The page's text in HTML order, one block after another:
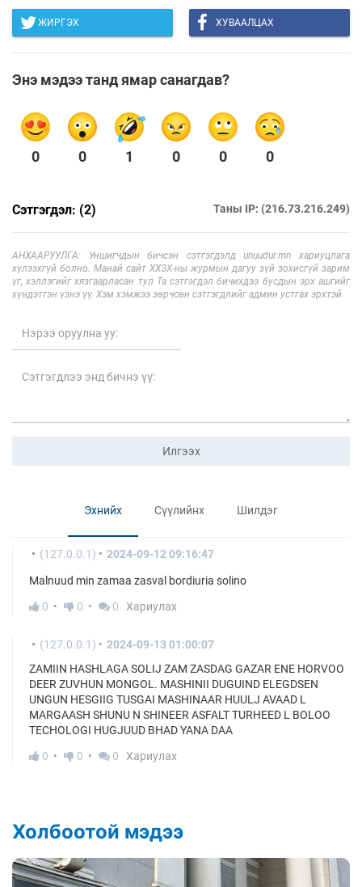
ЖИРГЭХ ХУВААЛЦАХ
Энэ мэдээ танд ямар санагдав?
0 0 1 0 0 0
Сэтгэгдэл: (2) Таны IP: (216.73.216.249)
АНХААРУУЛГА: Уншигчдын бичсэн сэтгэгдэлд unuudur.mn хариуцлага
хүлээхгүй болно. Манай сайт ХХЗХ-ны журмын дагуу зүй зохисгүй зарим
үг, хэллэгийг хязгаарласан тул Та сэтгэгдэл бичихдээ бусдын эрх ашгийг
хүндэтгэн үзнэ үү. Хэм хэмжээ зөрчсөн сэтгэгдлийг админ устгах эрхтэй.
Илгээх
Эхнийх Сүүлийнх Шилдэг
(127.0.0.1) 2024-09-12 09:16:47
Malnuud min zamaa zasval bordiuria solino
0
0 0 Хариулах
(127.0.0.1)
2024-09-13 01:00:07
ZAMIIN HASHLAGA SOLIJ ZAM ZASDAG GAZAR ENE HORVOO
DEER ZUVHUN MONGOL. MASHINII DUGUIND ELEGDSEN
UNGUN HESGIIG TUSGAI MASHINAAR HUULJ AVAAD L
MARGAASH SHUNU N SHINEER ASFALT TURHEED L BOLOO
TECHOLOGI HUGJUUD BHAD YANA DAA
0
0 0 Хариулах
Холбоотой мэдээ